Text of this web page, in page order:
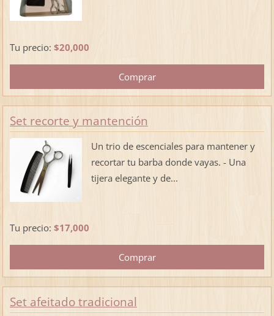
Tu precio: $20,000
Set recorte y mantención
Un trio de escenciales para mantener y
recortar tu barba donde vayas. - Una
tijera elegante y de...
Tu precio: $17,000
Set afeitado tradicional